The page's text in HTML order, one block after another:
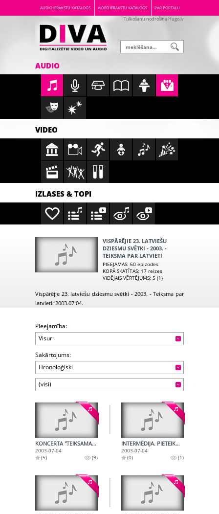
AUDIO IERAKSTU KATALOGS VIDEO IERAKSTU KATALOGS PAR PORTĀLU
Tulkošanu nodrošina Hugo.lv
AUDIO
VIDEO
IZLASES & TOPI
VISPĀRĒJIE 23. LATVIEŠU
DZIESMU SVĒTKI - 2003. -
TEIKSMA PAR LATVIETI
PIEEJAMAS: 60 epizodes
KOPĀ SKATĪTAS: 17 reizes
VIDĒJAIS VĒRTĒJUMS: 5 (1)
Vispārējie 23. latviešu dziesmu svētki - 2003. - Teiksma par
latvieti: 2003.07.04.
Pieejamība:
Visur
Sakārtojums:
Hronoloģiski
(visi)
KONCERTA "TEIKSAMA PAR LATVIETI" PIETEIKUMS. DZEJA
2003-07-04
(5)
(9)
INTERMĒDIJA. PIETEIKUMS KONCERTA "TEIKSMA PAR LATVIETI" NĀKAMAJAM NUMURAM
2003-07-04
(0)
(1)